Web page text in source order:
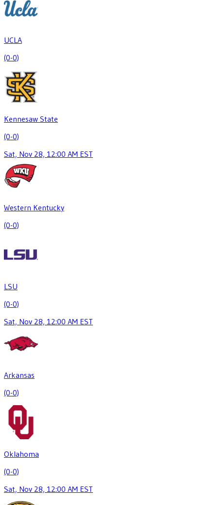
UCLA
(0-0)
Kennesaw State
(0-0)
Sat, Nov 28, 12:00 AM EST
Western Kentucky
(0-0)
LSU
(0-0)
Sat, Nov 28, 12:00 AM EST
Arkansas
(0-0)
Oklahoma
(0-0)
Sat, Nov 28, 12:00 AM EST